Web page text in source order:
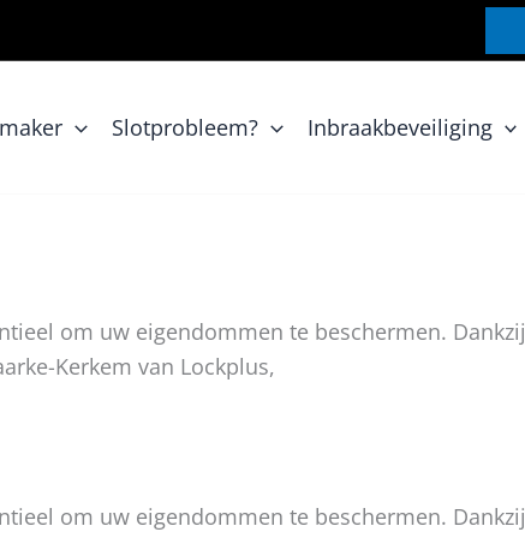
Slotprobleem? Inbraakbeveiliging
om uw eigendommen te beschermen. Dankzij
Kerkem van Lockplus,
om uw eigendommen te beschermen. Dankzij